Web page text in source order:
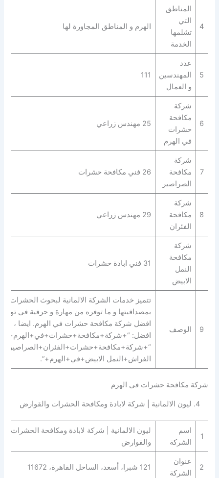
4
المناطق
التي
تشلمها
الخدمة
الهرم و المناطق المجاورة لها
5
عدد
المهندسين
و العمال
111
6
شركة
مكافحة
حشرات
في الهرم
25 مهندس زراعي
7
شركة
مكافحة
الصراصير
26 فني مكافحة حشرات
8
شركة
مكافحة
الفئران
29 مهندس زراعي
شركة
مكافحة
النمل
الابيض
31 فني ابادة حشرات
9 الوصف
تتميز خدمات الشركة الالمانية لبحوث الحشرات
بمصداقيتها و ما توفره من مهارة و حرفية في توفير
افضل شركة مكافحة حشرات في الهرم. ايضا ،
افضل: “+شركة+مكافحة+حشرات+في+الهرم+” |
الفراش+النمل الابيض+في+الهرم+”.
شركة مكافحة حشرات في الهرم
4. ليون الالمانية | شركة لابادة ومكافحة الحشرات والقوارض
1
اسم
الشركة
ليون الالمانية | شركة لابادة ومكافحة الحشرات
والقوارض
2
عنوان
الشركة
121 شبرا، أسعد، الساحل القاهرة، 11672